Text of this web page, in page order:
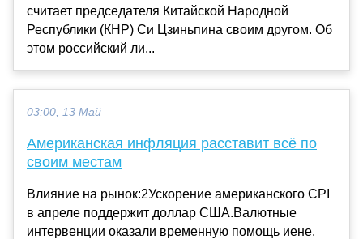
считает председателя Китайской Народной
Республики (КНР) Си Цзиньпина своим другом. Об
этом российский ли...
03:00, 13 Май
Американская инфляция расставит всё по
своим местам
Влияние на рынок:2Ускорение американского CPI
в апреле поддержит доллар США.Валютные
интервенции оказали временную помощь иене.